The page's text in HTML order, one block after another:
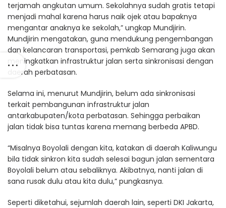
terjamah angkutan umum. Sekolahnya sudah gratis tetapi
menjadi mahal karena harus naik ojek atau bapaknya
mengantar anaknya ke sekolah,” ungkap Mundjirin.
Mundjirin mengatakan, guna mendukung pengembangan
dan kelancaran transportasi, pemkab Semarang juga akan
meningkatkan infrastruktur jalan serta sinkronisasi dengan
daerah perbatasan.
Selama ini, menurut Mundjirin, belum ada sinkronisasi
terkait pembangunan infrastruktur jalan
antarkabupaten/kota perbatasan. Sehingga perbaikan
jalan tidak bisa tuntas karena memang berbeda APBD.
“Misalnya Boyolali dengan kita, katakan di daerah Kaliwungu
bila tidak sinkron kita sudah selesai bagun jalan sementara
Boyolali belum atau sebaliknya. Akibatnya, nanti jalan di
sana rusak dulu atau kita dulu,” pungkasnya.
Seperti diketahui, sejumlah daerah lain, seperti DKI Jakarta,